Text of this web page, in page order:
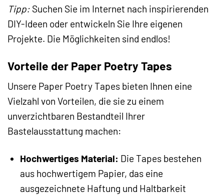
Tipp: Suchen Sie im Internet nach inspirierenden
DIY-Ideen oder entwickeln Sie Ihre eigenen
Projekte. Die Möglichkeiten sind endlos!
Vorteile der Paper Poetry Tapes
Unsere Paper Poetry Tapes bieten Ihnen eine
Vielzahl von Vorteilen, die sie zu einem
unverzichtbaren Bestandteil Ihrer
Bastelausstattung machen:
Hochwertiges Material: Die Tapes bestehen
aus hochwertigem Papier, das eine
ausgezeichnete Haftung und Haltbarkeit